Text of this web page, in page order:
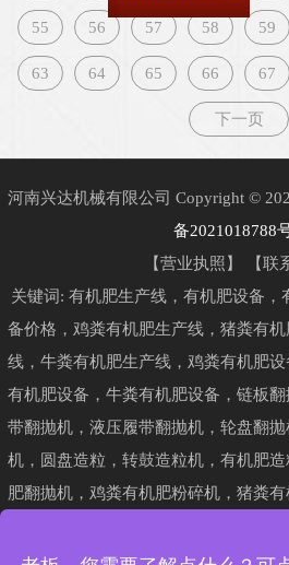
55 56 57 58 59
63 64 65 66 67
下一页
河南兴达机械有限公司 Copyright ©
备2021018788
【营业执照】 【联
关键词: 有机肥生产线，有机肥设备，
备价格，鸡粪有机肥生产线，猪粪有
线，牛粪有机肥生产线，鸡粪有机肥
有机肥设备，牛粪有机肥设备，链板
带翻抛机，液压履带翻抛机，轮盘翻
机，圆盘造粒，转鼓造粒机，有机肥
肥翻抛机，鸡粪有机肥粉碎机，猪粪
罐，卧式有机肥发酵罐，发酵罐设备